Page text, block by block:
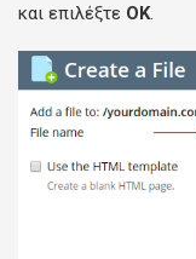
και επιλέξτε ΟΚ.